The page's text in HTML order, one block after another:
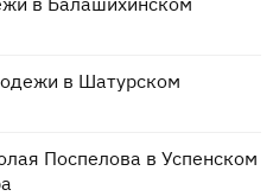
в Шатурском
Поспелова в Успенском